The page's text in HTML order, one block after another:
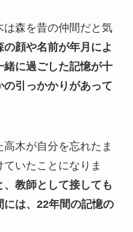
森を昔の仲間だと気
の顔や名前が年月によ
緒に過ごした記憶が十
引っかかりがあって
木が自分を忘れたま
いたことになりま
教師として接しても
は、22年間の記憶の